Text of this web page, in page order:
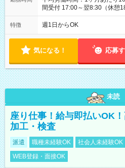
間受付 17:00～翌8:30（休憩180分） ■土日祝・休日
17:15（休憩60分） ※上記時間帯でのシフト制 ※夜間のみ、休
日のみ等、勤務日数ご相談ください 平均労働時間：1
180分） ■土日祝・休日受付 8:15～17:15（休憩60分） ※上記時
間帯でのシフト制 ※夜間のみ
ださい
特徴 週1日からOK
気になる！ 応募
未読
座り仕事！給与即払いOK
加工・検査
派遣 職種未経験OK 社会人未経験OK
WEB登録・面接OK